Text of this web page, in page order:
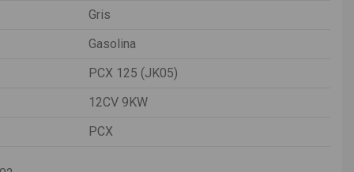
Gris
Gasolina
PCX 125 (JK05)
12CV 9KW
PCX